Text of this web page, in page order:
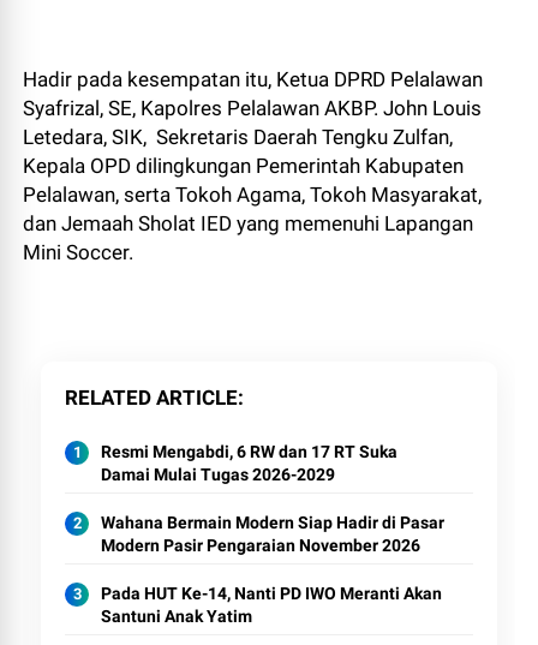
Hadir pada kesempatan itu, Ketua DPRD Pelalawan
Syafrizal, SE, Kapolres Pelalawan AKBP. John Louis
Letedara, SIK, Sekretaris Daerah Tengku Zulfan,
Kepala OPD dilingkungan Pemerintah Kabupaten
Pelalawan, serta Tokoh Agama, Tokoh Masyarakat,
dan Jemaah Sholat IED yang memenuhi Lapangan
Mini Soccer.
RELATED ARTICLE
Resmi Mengabdi, 6 RW dan 17 RT Suka
Damai Mulai Tugas 2026-2029
Wahana Bermain Modern Siap Hadir di Pasar
Modern Pasir Pengaraian November 2026
Pada HUT Ke-14, Nanti PD IWO Meranti Akan
Santuni Anak Yatim